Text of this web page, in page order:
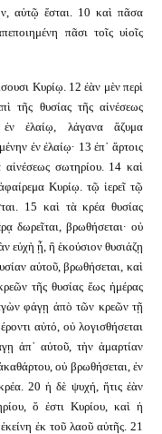
αὐτῷ ἔσται. 10 καὶ πᾶσα
πᾶσι τοῖς υἱοῖς
Κυρίῳ. 12 ἐὰν μὲν περὶ
τῆς θυσίας τῆς αἰνέσεως
ἐν ἐλαίῳ, λάγανα ἄζυμα
ἐν ἐλαίῳ· 13 ἐπ᾿ ἄρτοις
αἰνέσεως σωτηρίου. 14 καὶ
Κυρίῳ. τῷ ἱερεῖ τῷ
15 καὶ τὰ κρέα θυσίας
δωρεῖται, βρωθήσεται· οὐ
εὐχὴ ᾖ, ἢ ἑκούσιον θυσιάζῃ
αὐτοῦ, βρωθήσεται, καὶ
τῆς θυσίας ἕως ἡμέρας
φάγῃ ἀπὸ τῶν κρεῶν τῇ
αὐτό, οὐ λογισθήσεται
ἀπ᾿ αὐτοῦ, τὴν ἁμαρτίαν
οὐ βρωθήσεται, ἐν
20 ἡ δὲ ψυχή, ἥτις ἐὰν
ὅ ἐστι Κυρίου, καὶ ἡ
ἐκ τοῦ λαοῦ αὐτῆς. 21